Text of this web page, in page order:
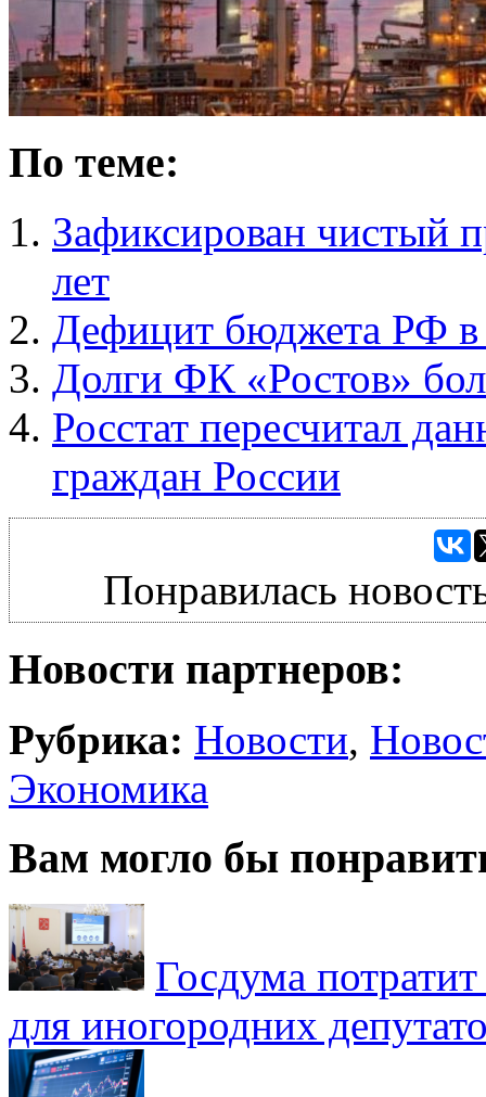
По теме:
Зафиксирован чистый
лет
Дефицит бюджета РФ в
Долги ФК «Ростов»
Росстат пересчитал
граждан России
Понравилась
Новости партнеров:
Рубрика: Новости,
Экономика
Вам могло бы
Госдума
для иногородних